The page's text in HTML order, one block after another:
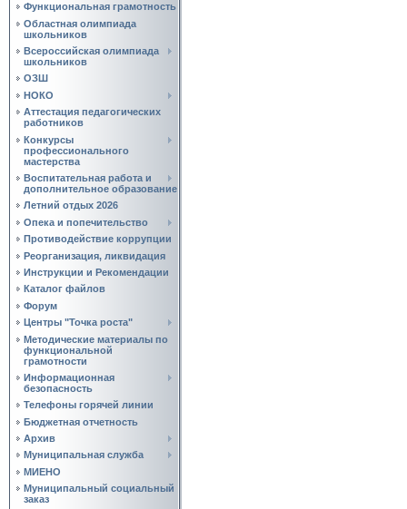
Функциональная грамотность
Областная олимпиада
школьников
Всероссийская олимпиада
школьников
ОЗШ
НОКО
Аттестация педагогических
работников
Конкурсы
профессионального
мастерства
Воспитательная работа и
дополнительное образование
Летний отдых 2026
Опека и попечительство
Противодействие коррупции
Реорганизация, ликвидация
Инструкции и Рекомендации
Каталог файлов
Форум
Центры "Точка роста"
Методические материалы по
функциональной
грамотности
Информационная
безопасность
Телефоны горячей линии
Бюджетная отчетность
Архив
Муниципальная служба
МИЕНО
Муниципальный социальный
заказ